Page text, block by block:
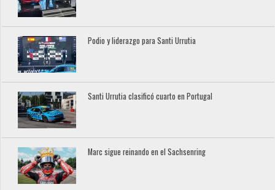
Podio y liderazgo para Santi Urrutia
Santi Urrutia clasificó cuarto en Portugal
Marc sigue reinando en el Sachsenring